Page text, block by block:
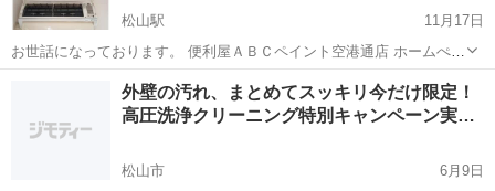
松山駅
11月17日
お世話になっております。 便利屋ＡＢＣペイント空港通店 ホームぺー
ジ https://abc-paint.net お住いのお困りごと、解決します。 まずは、
見積無料。何でもご相談下さい。 エアコンクリーニング ...
松山駅 エアコン掃除 無料
外壁の汚れ、まとめてスッキリ今だけ限定！
高圧洗浄クリーニング特別キャンペーン実…
松山市
6月9日